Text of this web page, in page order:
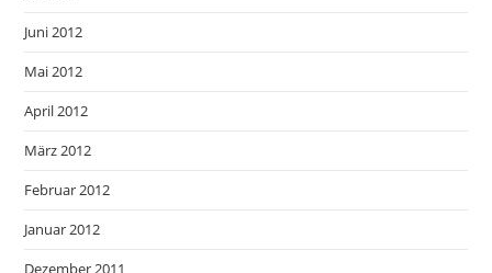
Juni 2012
Mai 2012
April 2012
März 2012
Februar 2012
Januar 2012
Dezember 2011